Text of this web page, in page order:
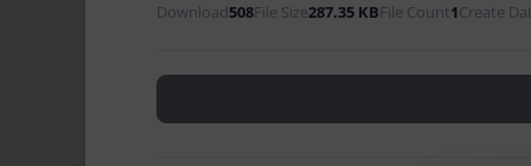
Download508File Size287.35 KBFile Count1Create